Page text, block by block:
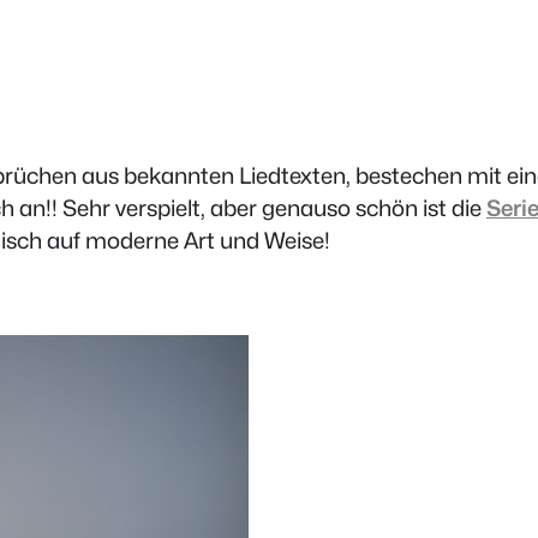
aus bekannten Liedtexten, bestechen mit
an!! Sehr verspielt, aber genauso schön ist die
auf moderne Art und Weise!